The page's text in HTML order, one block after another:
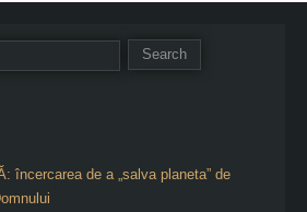
încercarea de a „salva planeta” de